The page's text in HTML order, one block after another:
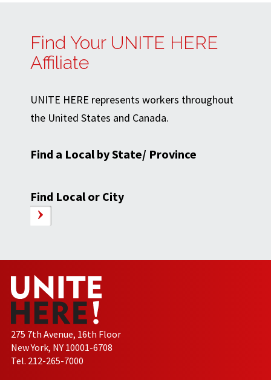
Find Your UNITE HERE
Affiliate
UNITE HERE represents workers throughout
the United States and Canada.
Find a Local by State/ Province
Find Local or City
275 7th Avenue, 16th Floor
New York, NY 10001-6708
Tel. 212-265-7000